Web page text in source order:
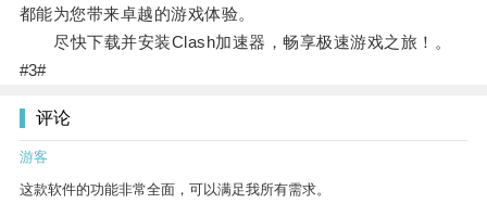
都能为您带来卓越的游戏体验。
尽快下载并安装Clash加速器，畅享极速游戏之旅！。
#3#
评论
游客
这款软件的功能非常全面，可以满足我所有需求。